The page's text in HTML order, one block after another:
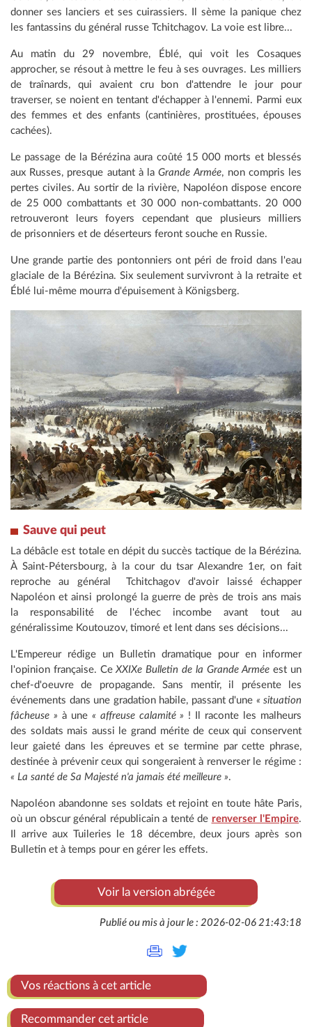
donner ses lanciers et ses cuirassiers. Il sème la panique chez
les fantassins du général russe Tchitchagov. La voie est libre...
Au matin du 29 novembre, Éblé, qui voit les Cosaques
approcher, se résout à mettre le feu à ses ouvrages. Les milliers
de traînards, qui avaient cru bon d'attendre le jour pour
traverser, se noient en tentant d'échapper à l'ennemi. Parmi eux
des femmes et des enfants (cantinières, prostituées, épouses
cachées).
Le passage de la Bérézina aura coûté 15 000 morts et blessés
aux Russes, presque autant à laGrande Armée, non compris les
pertes civiles. Au sortir de la rivière, Napoléon dispose encore
de 25 000 combattants et 30 000 non-combattants. 20 000
retrouveront leurs foyers cependant que plusieurs milliers
de prisonniers et de déserteurs feront souche en Russie.
Une grande partie des pontonniers ont péri de froid dans l'eau
glaciale de la Bérézina. Six seulement survivront à la retraite et
Éblé lui-même mourra d'épuisement à Königsberg.
Sauve qui peut
La débâcle est totale en dépit du succès tactique de la Bérézina.
À Saint-Pétersbourg, à la cour du tsar Alexandre 1er, on fait
reproche au général Tchitchagov d'avoir laissé échapper
Napoléon et ainsi prolongé la guerre de près de trois ans mais
la responsabilité de l'échec incombe avant tout au
généralissime Koutouzov, timoré et lent dans ses décisions...
L'Empereur rédige un Bulletin dramatique pour en informer
l'opinion française. CeXXIXe Bulletin de la Grande Armée est un
chef-d'oeuvre de propagande. Sans mentir, il présente les
événements dans une gradation habile, passant d'une « situation
fâcheuse » à une « affreuse calamité » ! Il raconte les malheurs
des soldats mais aussi le grand mérite de ceux qui conservent
leur gaieté dans les épreuves et se termine par cette phrase,
destinée à prévenir ceux qui songeraient à renverser le régime :
« La santé de Sa Majesté n'a jamais été meilleure ».
Napoléon abandonne ses soldats et rejoint en toute hâte Paris,
où un obscur général républicain a tenté de renverser l'Empire.
Il arrive aux Tuileries le 18 décembre, deux jours après son
Bulletin et à temps pour en gérer les effets.
Voir la version abrégée
Publié ou mis à jour le : 2026-02-06 21:43:18
Vos réactions à cet article
Recommander cet article